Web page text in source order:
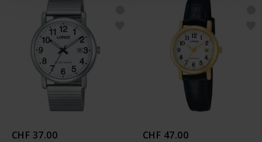
CHF 37.00 CHF 47.00